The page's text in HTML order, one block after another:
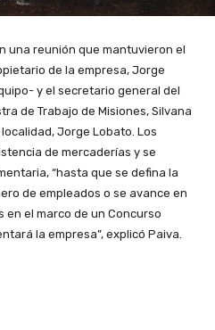
una reunión que mantuvieron el
de la empresa, Jorge
y el secretario general del
de Trabajo de Misiones, Silvana
Jorge Lobato. Los
de mercaderías y se
“hasta que se defina la
de empleados o se avance en
en el marco de un Concurso
la empresa”, explicó Paiva.